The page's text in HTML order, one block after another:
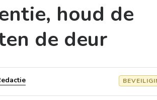
houd de
de deur